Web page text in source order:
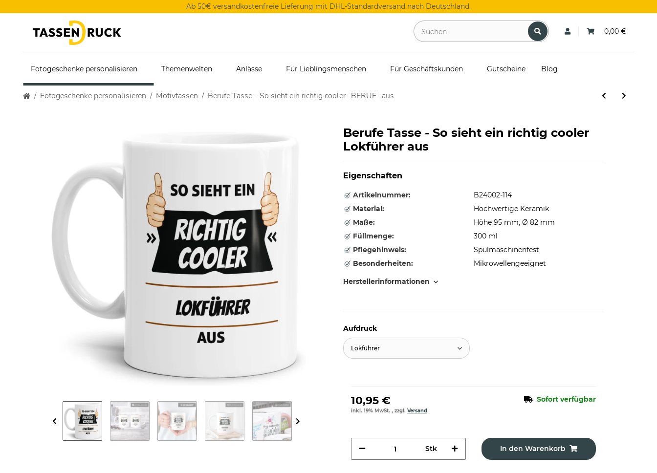
Ab 50€ versandkostenfreie Lieferung mit DHL-Standardversand nach Deutschland.
0,00 €
Fotogeschenke personalisieren Themenwelten Anlässe Für Lieblingsmenschen Für Geschäftskunden Gutscheine Blog
Fotogeschenke personalisieren Motivtassen Berufe Tasse - So sieht ein richtig cooler -BERUF- aus
Berufe Tasse - So sieht ein richtig cooler
Lokführer aus
Eigenschaften
Artikelnummer:
B24002-114
Material:
Hochwertige Keramik
Maße:
Höhe 95 mm, Ø 82 mm
Füllmenge:
300 ml
Pflegehinweis:
Spülmaschinenfest
Besonderheiten:
Mikrowellengeeignet
Herstellerinformationen
Aufdruck
Lokführer
10,95 € Sofort verfügbar
inkl. 19% MwSt. , zzgl. Versand
Stk In den Warenkorb